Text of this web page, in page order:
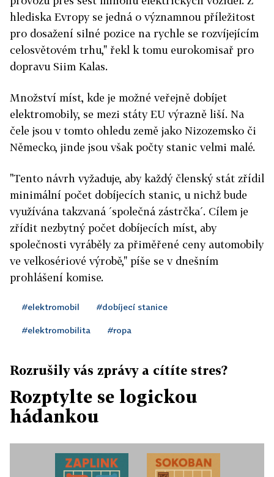
hlediska Evropy se jedná o významnou příležitost
pro dosažení silné pozice na rychle se rozvíjejícím
celosvětovém trhu," řekl k tomu eurokomisař pro
dopravu Siim Kalas.
Množství míst, kde je možné veřejně dobíjet
elektromobily, se mezi státy EU výrazně liší. Na
čele jsou v tomto ohledu země jako Nizozemsko či
Německo, jinde jsou však počty stanic velmi malé.
"Tento návrh vyžaduje, aby každý členský stát zřídil
minimální počet dobíjecích stanic, u nichž bude
využívána takzvaná ´společná zástrčka´. Cílem je
zřídit nezbytný počet dobíjecích míst, aby
společnosti vyráběly za přiměřené ceny automobily
ve velkosériové výrobě," píše se v dnešním
prohlášení komise.
#elektromobil #dobíjecí stanice
#elektromobilita #ropa
Rozrušily vás zprávy a cítíte stres?
Rozptylte se logickou
hádankou